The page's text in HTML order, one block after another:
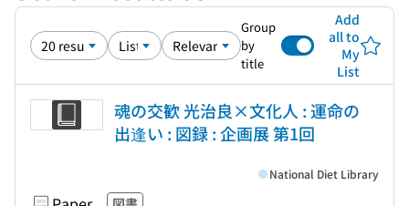
Group
by
title
Add
all to
My
List
魂の交歓 光治良×文化人 : 運命の
出逢い : 図録 : 企画展 第1回
National Diet Library